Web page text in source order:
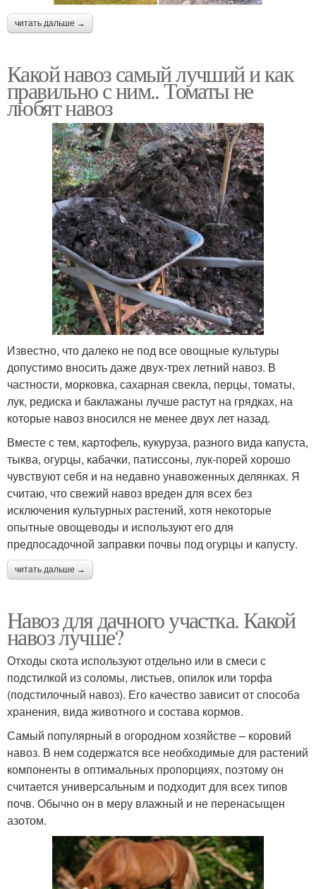
читать дальше →
Какой навоз самый лучший и как
правильно с ним.. Томаты не
любят навоз
Известно, что далеко не под все овощные культуры
допустимо вносить даже двух-трех летний навоз. В
частности, морковка, сахарная свекла, перцы, томаты,
лук, редиска и баклажаны лучше растут на грядках, на
которые навоз вносился не менее двух лет назад.
Вместе с тем, картофель, кукуруза, разного вида капуста,
тыква, огурцы, кабачки, патиссоны, лук-порей хорошо
чувствуют себя и на недавно унавоженных делянках. Я
считаю, что свежий навоз вреден для всех без
исключения культурных растений, хотя некоторые
опытные овощеводы и используют его для
предпосадочной заправки почвы под огурцы и капусту.
читать дальше →
Навоз для дачного участка. Какой
навоз лучше?
Отходы скота используют отдельно или в смеси с
подстилкой из соломы, листьев, опилок или торфа
(подстилочный навоз). Его качество зависит от способа
хранения, вида животного и состава кормов.
Самый популярный в огородном хозяйстве – коровий
навоз. В нем содержатся все необходимые для растений
компоненты в оптимальных пропорциях, поэтому он
считается универсальным и подходит для всех типов
почв. Обычно он в меру влажный и не перенасыщен
азотом.